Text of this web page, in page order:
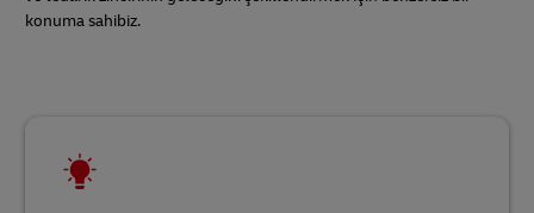
konuma sahibiz.